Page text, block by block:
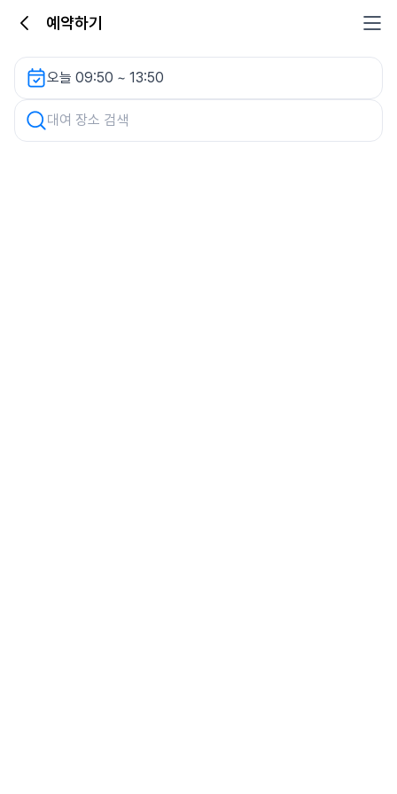
예약하기
오늘 09:50 ~ 13:50
차량 검색